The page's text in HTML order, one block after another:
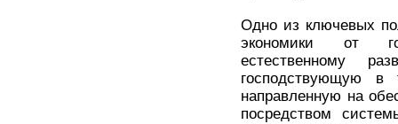
Одно из ключевых
экономики от
естественному
господствующую в
направленную на
посредством